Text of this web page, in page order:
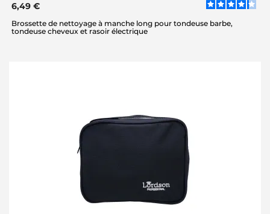
6,49 €
Brossette de nettoyage à manche long pour tondeuse barbe,
tondeuse cheveux et rasoir électrique